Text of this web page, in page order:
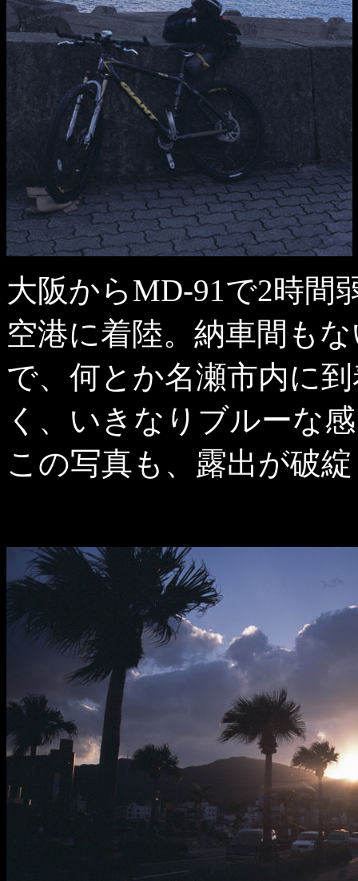
大阪からMD-91で2時間
空港に着陸。納車間も
で、何とか名瀬市内に
く、いきなりブルーな
この写真も、露出が破